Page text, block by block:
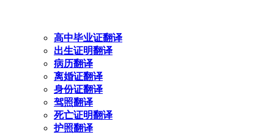
高中毕业证翻译
出生证明翻译
病历翻译
离婚证翻译
身份证翻译
驾照翻译
死亡证明翻译
护照翻译